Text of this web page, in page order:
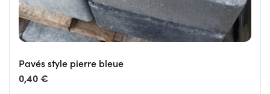
Pavés style pierre bleue
0,40 €